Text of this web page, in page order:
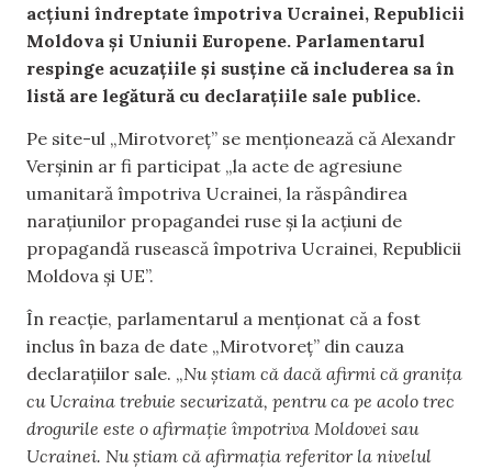
acțiuni îndreptate împotriva Ucrainei, Republicii
Moldova și Uniunii Europene. Parlamentarul
respinge acuzațiile și susține că includerea sa în
listă are legătură cu declarațiile sale publice.
Pe site-ul „Mirotvoreț” se menționează că Alexandr
Verșinin ar fi participat „la acte de agresiune
umanitară împotriva Ucrainei, la răspândirea
narațiunilor propagandei ruse și la acțiuni de
propagandă rusească împotriva Ucrainei, Republicii
Moldova și UE”.
În reacție, parlamentarul a menționat că a fost
inclus în baza de date „Mirotvoreț” din cauza
declarațiilor sale. „Nu știam că dacă afirmi că granița
cu Ucraina trebuie securizată, pentru ca pe acolo trec
drogurile este o afirmație împotriva Moldovei sau
Ucrainei. Nu știam că afirmația referitor la nivelul